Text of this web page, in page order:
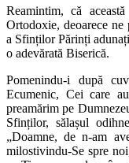
Reamintim, că
Ortodoxie, deoarece ne
a Sfinților Părinți
o adevărată Biserică.
Pomenindu-i după
Ecumenic, Cei care
preamărim pe
Sfinților, sălașul
„Doamne, de n-am
milostivindu-Se spre